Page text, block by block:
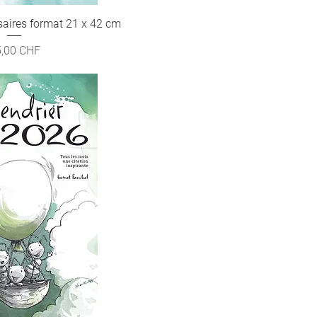
rapideformat 21 x 42 cm
CHF